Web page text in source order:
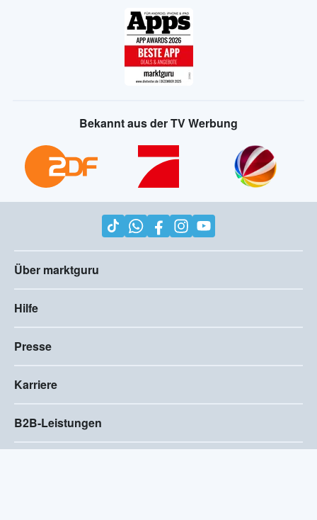
Bekannt aus der TV Werbung
Über marktguru
Hilfe
Presse
Karriere
B2B-Leistungen